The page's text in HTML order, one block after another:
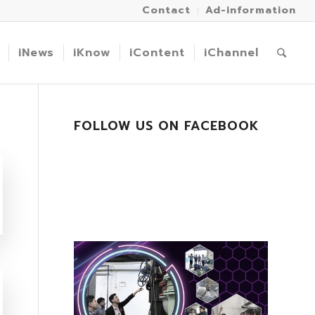
Contact Ad-information
iNews iKnow iContent iChannel
FOLLOW US ON FACEBOOK